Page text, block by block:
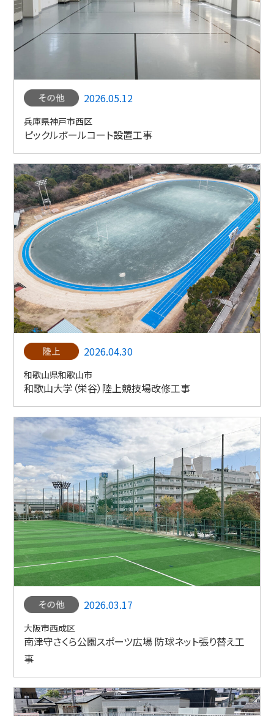
2026.05.12
兵庫県神戸市西区
ピックルボールコート設置工事
2026.04.30
和歌山県和歌山市
和歌山大学（栄谷）陸上競技場改修工事
2026.03.17
大阪市西成区
南津守さくら公園スポーツ広場 防球ネット張り替え工
事